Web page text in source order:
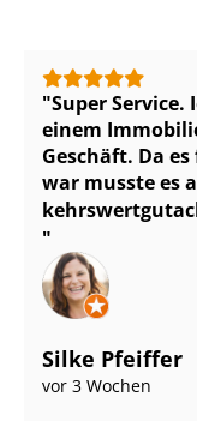
Super Service.
einem
Geschäft. Da
war musste es
Silke Pfeiffer
vor 3 Wochen